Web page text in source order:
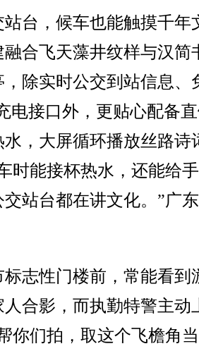
，候车也能触摸千年
合飞天藻井纹样与汉简
除实时公交到站信息、
电接口外，更贴心配备
，大屏循环播放丝路诗
时能接杯热水，还能给
站台都在讲文化。”广
性门楼前，常能看到
合影，而执勤特警主动
你们拍，取这个飞檐角